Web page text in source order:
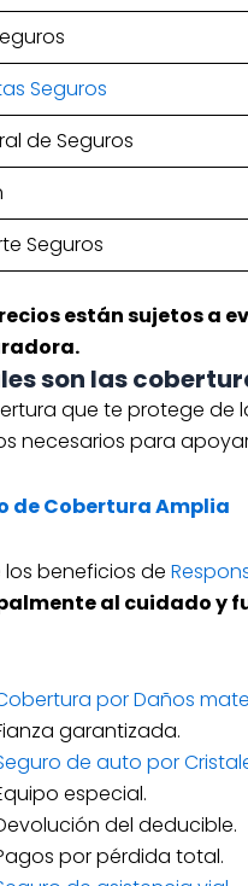
Seguros
de Seguros
Seguros
están sujetos a
son las
que te protege de
necesarios para
de Cobertura Amplia
los beneficios de
al cuidado y
por Daños
garantizada.
de auto por
especial.
del deducible.
por pérdida total.